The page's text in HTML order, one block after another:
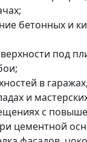
бетонных и
под
в
и
с
цементной